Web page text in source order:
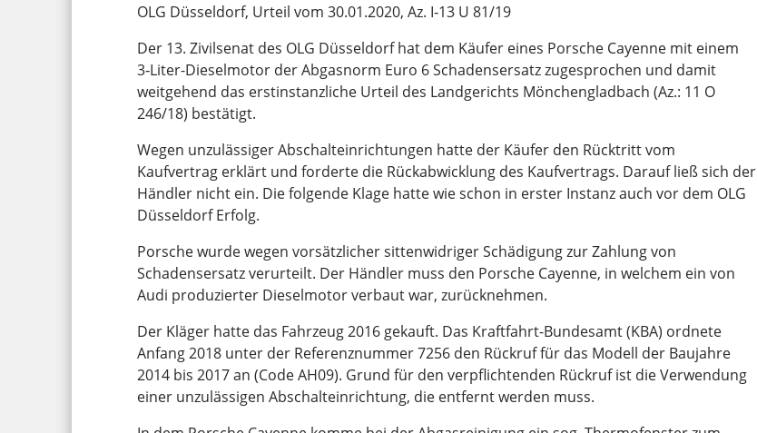
OLG Düsseldorf, Urteil vom 30.01.2020, Az. I‑13 U 81/19
Der 13. Zivilsenat des OLG Düsseldorf hat dem Käufer eines Porsche Cayenne mit einem
3‑Liter-Dieselmotor der Abgasnorm Euro 6 Schadensersatz zugesprochen und damit
weitgehend das erstinstanzliche Urteil des Landgerichts Mönchengladbach (Az.: 11 O
246/18) bestätigt.
Wegen unzulässiger Abschalteinrichtungen hatte der Käufer den Rücktritt vom
Kaufvertrag erklärt und forderte die Rückabwicklung des Kaufvertrags. Darauf ließ sich der
Händler nicht ein. Die folgende Klage hatte wie schon in erster Instanz auch vor dem OLG
Düsseldorf Erfolg.
Porsche wurde wegen vorsätzlicher sittenwidriger Schädigung zur Zahlung von
Schadensersatz verurteilt. Der Händler muss den Porsche Cayenne, in welchem ein von
Audi produzierter Dieselmotor verbaut war, zurücknehmen.
Der Kläger hatte das Fahrzeug 2016 gekauft. Das Kraftfahrt-Bundesamt (KBA) ordnete
Anfang 2018 unter der Referenznummer 7256 den Rückruf für das Modell der Baujahre
2014 bis 2017 an (Code AH09). Grund für den verpflichtenden Rückruf ist die Verwendung
einer unzulässigen Abschalteinrichtung, die entfernt werden muss.